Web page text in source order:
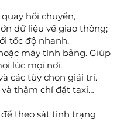
hồi chuyển,
dữ liệu về giao thông;
tốc độ nhanh.
máy tính bảng. Giúp
lúc mọi nơi.
các tùy chọn giải trí.
thậm chí đặt taxi…
theo sát tình trạng